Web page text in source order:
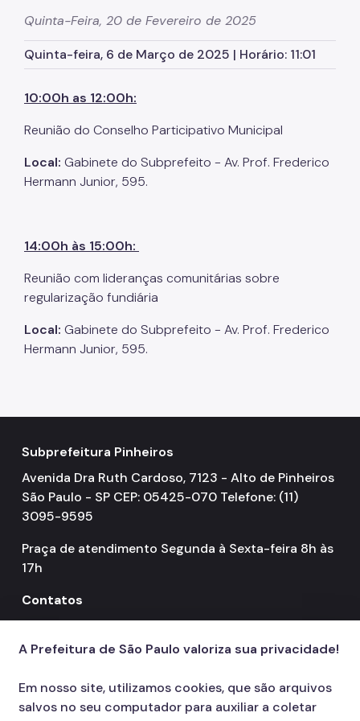
Zeladoria Urbana
Cata-Bagulho
Contate Nossos Servidores
Quinta-Feira, 20 de Fevereiro de 2025
Quinta-feira, 6 de Março de 2025 | Horário: 11:01
10:00h as 12:00h:
Reunião do Conselho Participativo Municipal
Local: Gabinete do Subprefeito - Av. Prof. Frederico
Hermann Junior, 595.
14:00h às 15:00h:
Reunião com lideranças comunitárias sobre
regularização fundiária
Local: Gabinete do Subprefeito - Av. Prof. Frederico
Hermann Junior, 595.
Subprefeitura Pinheiros
Avenida Dra Ruth Cardoso, 7123 - Alto de Pinheiros
São Paulo - SP CEP: 05425-070 Telefone: (11)
3095-9595
Praça de atendimento Segunda à Sexta-feira 8h às
17h
Contatos
156
A Prefeitura de São Paulo valoriza sua privacidade!
Em nosso site, utilizamos cookies, que são arquivos
salvos no seu computador para auxiliar a coletar